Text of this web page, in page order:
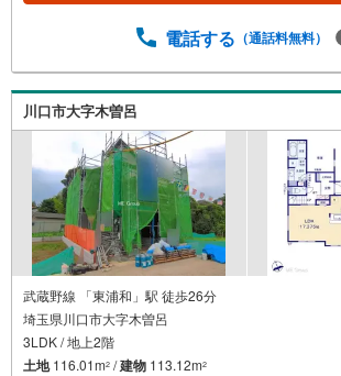
分まで（審査・要件があります）
接ご対応ライフプランニング、かけつ
プレミアムなど多彩なサービスがござい
電話する （通話料無料）
川口市大字木曽呂
武蔵野線 「東浦和」駅 徒歩26分
埼玉県川口市大字木曽呂
3LDK / 地上2階
土地116.01m2 /建物 113.12m2